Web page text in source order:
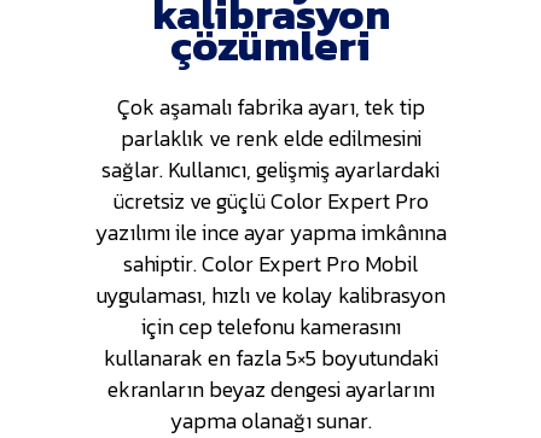
kalibrasyon
çözümleri
Çok aşamalı fabrika ayarı, tek tip
parlaklık ve renk elde edilmesini
sağlar. Kullanıcı, gelişmiş ayarlardaki
ücretsiz ve güçlü Color Expert Pro
yazılımı ile ince ayar yapma imkânına
sahiptir. Color Expert Pro Mobil
uygulaması, hızlı ve kolay kalibrasyon
için cep telefonu kamerasını
kullanarak en fazla 5×5 boyutundaki
ekranların beyaz dengesi ayarlarını
yapma olanağı sunar.